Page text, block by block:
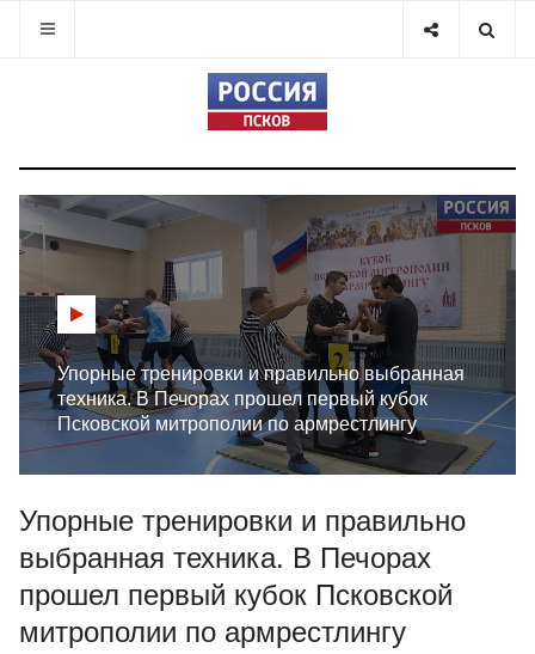
Упорные тренировки и правильно выбранная
техника. В Печорах прошел первый кубок
Псковской митрополии по армрестлингу
Упорные тренировки и правильно
выбранная техника. В Печорах
прошел первый кубок Псковской
митрополии по армрестлингу